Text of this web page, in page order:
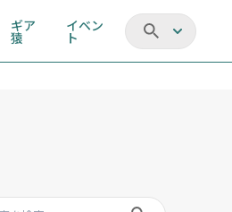
ギア
猿
イベン
ト